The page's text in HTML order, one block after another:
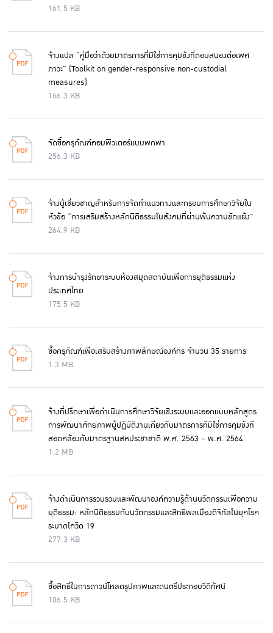
161.5 KB
จ้างแปล “คู่มือว่าด้วยมาตรการที่มิใช่การคุมขังที่ตอบสนองต่อเพศ
ภาวะ” (Toolkit on gender-responsive non-custodial
measures)
166.3 KB
จัดซื้อครุภัณฑ์คอมพิวเตอร์แบบพกพา
256.3 KB
จ้างผู้เชี่ยวชาญสำหรับการจัดทำแนวทางและกรอบการศึกษาวิจัยใน
หัวข้อ “การเสริมสร้างหลักนิติธรรมในสังคมที่ผ่านพ้นความขัดแย้ง”
264.9 KB
จ้างการบำรุงรักษาระบบห้องสมุดสถาบันเพื่อการยุติธรรมแห่ง
ประเทศไทย
175.5 KB
ซื้อครุภัณฑ์เพื่อเสริมสร้างภาพลักษณ์องค์กร จำนวน 35 รายการ
1.3 MB
จ้างที่ปรึกษาเพื่อดำเนินการศึกษาวิจัยเชิงระบบและออกแบบหลักสูตร
การพัฒนาศักยภาพผู้ปฏิบัติงานเกี่ยวกับมาตรการที่มิใช่การคุมขังที่
สอดคล้องกับมาตรฐานสหประชาชาติ พ.ศ. 2563 – พ.ศ. 2564
1.2 MB
จ้างดำเนินการรวบรวมและพัฒนาองค์ความรู้ด้านนวัตกรรมเพื่อความ
ยุติธรรม: หลักนิติธรรมกับนวัตกรรมและสิทธิพลเมืองดิจิทัลในยุคโรค
ระบาดโควิด 19
277.3 KB
ซื้อสิทธิ์ในการดาวน์โหลดรูปภาพและดนตรีประกอบวีดิทัศน์
106.5 KB